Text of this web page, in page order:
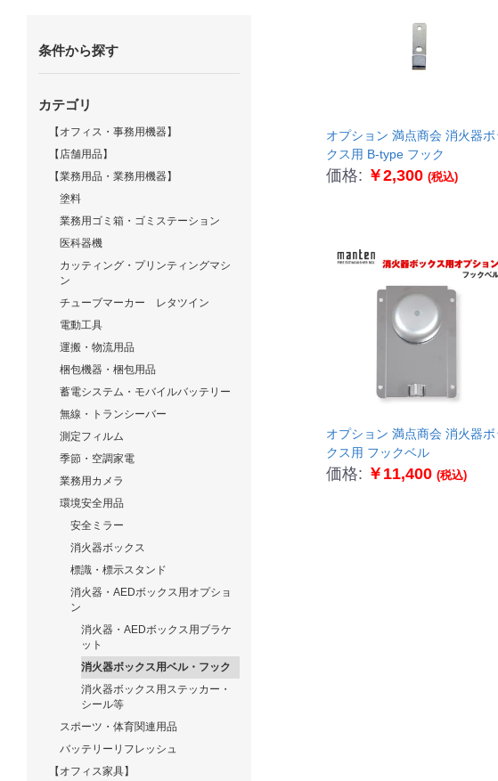
条件から探す
カテゴリ
【オフィス・事務用機器】
【店舗用品】
【業務用品・業務用機器】
塗料
業務用ゴミ箱・ゴミステーション
医科器機
カッティング・プリンティングマシ
ン
チューブマーカー レタツイン
電動工具
運搬・物流用品
梱包機器・梱包用品
蓄電システム・モバイルバッテリー
無線・トランシーバー
測定フィルム
季節・空調家電
業務用カメラ
環境安全用品
安全ミラー
消火器ボックス
標識・標示スタンド
消火器・AEDボックス用オプショ
ン
消火器・AEDボックス用ブラケ
ット
消火器ボックス用ベル・フック
消火器ボックス用ステッカー・
シール等
スポーツ・体育関連用品
バッテリーリフレッシュ
【オフィス家具】
オプション 満点商会 消火器ボッ
クス用 B-type フック
価格: ￥2,300 (税込)
オプション 満点商会 消火器ボッ
クス用 フックベル
価格: ￥11,400 (税込)